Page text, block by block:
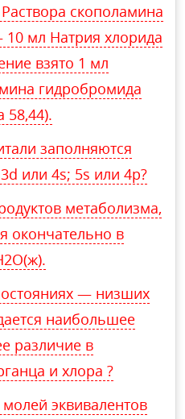
скополамина
мл Натрия хлорида
взято 1 мл
гидробромида
58,44).
заполняются
или 4s; 5s или 4p?
метаболизма,
окончательно в
— низших
наибольшее
различие в
и хлора ?
эквивалентов